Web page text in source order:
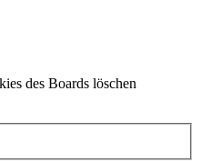
des Boards löschen